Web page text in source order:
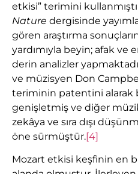
etkisi” terimini
Nature dergisinde
gören araştırma
yardımıyla beyin; afak ve
derin analizler
ve müzisyen Don
teriminin patentini alarak
genişletmiş ve diğer
zekâya ve sıra dışı
öne sürmüştür.[4]
Mozart etkisi keşfinin en